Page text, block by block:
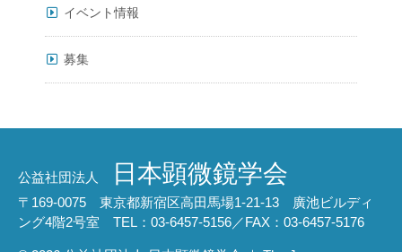
イベント情報
募集
公益社団法人 日本顕微鏡学会
〒169-0075 東京都新宿区高田馬場1-21-13 廣池ビルディ
ング4階2号室 TEL：03-6457-5156／FAX：03-6457-5176